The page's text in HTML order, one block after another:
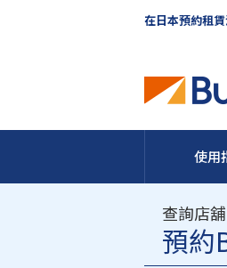
在日本預約租
使用
查詢店舖
預約